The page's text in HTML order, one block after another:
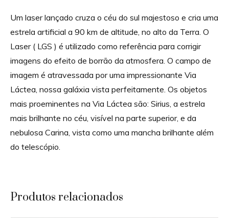
Um laser lançado cruza o céu do sul majestoso e cria uma
estrela artificial a 90 km de altitude, no alto da Terra. O
Laser ( LGS ) é utilizado como referência para corrigir
imagens do efeito de borrão da atmosfera. O campo de
imagem é atravessada por uma impressionante Via
Láctea, nossa galáxia vista perfeitamente. Os objetos
mais proeminentes na Via Láctea são: Sirius, a estrela
mais brilhante no céu, visível na parte superior, e da
nebulosa Carina, vista como uma mancha brilhante além
do telescópio.
Produtos relacionados